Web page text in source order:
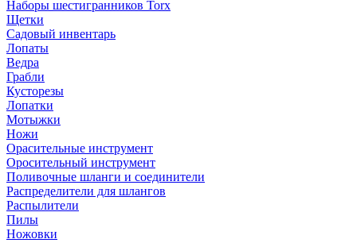
Наборы шестигранников Torx
Щетки
Садовый инвентарь
Лопаты
Ведра
Грабли
Кусторезы
Лопатки
Мотыжки
Ножи
Орасительные инструмент
Оросительный инструмент
Поливочные шланги и соединители
Распределители для шлангов
Распылители
Пилы
Ножовки